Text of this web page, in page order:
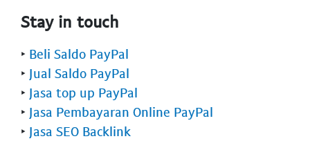
Stay in touch
‣ Beli Saldo PayPal
‣ Jual Saldo PayPal
‣ Jasa top up PayPal
‣ Jasa Pembayaran Online PayPal
‣ Jasa SEO Backlink